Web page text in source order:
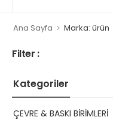
Ana Sayfa > Marka: ürün
Filter :
Kategoriler
ÇEVRE & BASKI BİRİMLERİ